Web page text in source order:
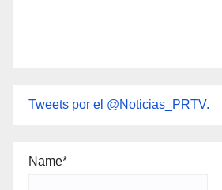
Tweets por el @Noticias_PRTV.
Name*